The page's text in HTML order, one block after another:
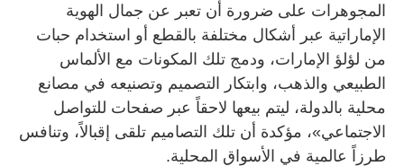
المجوهرات على ضرورة أن تعبر عن جمال الهوية
الإماراتية عبر أشكال مختلفة بالقطع أو استخدام حبات
من لؤلؤ الإمارات، ودمج تلك المكونات مع الألماس
الطبيعي والذهب، وابتكار التصميم وتصنيعه في مصانع
محلية بالدولة، ليتم بيعها لاحقاً عبر صفحات للتواصل
الاجتماعي»، مؤكدة أن تلك التصاميم تلقى إقبالاً، وتنافس
طرزاً عالمية في الأسواق المحلية.